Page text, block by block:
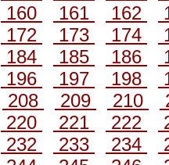
160
161 162
172
173 174
184
185 186
196
197 198
208
209 210
220
221 222
232
233 234